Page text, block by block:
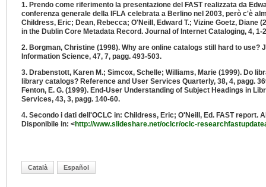
1. Prendo come riferimento la presentazione del FAST realizzata da
conferenza generale della IFLA celebrata a Berlino nel 2003, però c'è
Childress, Eric; Dean, Rebecca; O'Neill, Edward T.; Vizine Goetz, Diane
in the Dublin Core Metadata Record. Journal of Internet Cataloging, 4, 1-
2. Borgman, Christine (1998). Why are online catalogs still hard to use?
Information Science, 47, 7, pagg. 493-503.
3. Drabenstott, Karen M.; Simcox, Schelle; Williams, Marie (1999). Do
library catalogs? Reference and User Services Quarterly, 38, 4, pagg.
Fenton, E. G. (1999). End-User Understanding of Subject Headings in
Services, 43, 3, pagg. 140-60.
4. Secondo i dati dell'OCLC in: Childress, Eric; O'Neill, Ed. FAST report.
Disponibile in: <http://www.slideshare.net/oclcr/oclc-
Català Español